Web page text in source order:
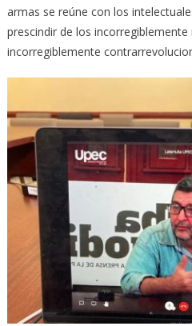
armas se reúne con los
prescindir de los
incorregiblemente